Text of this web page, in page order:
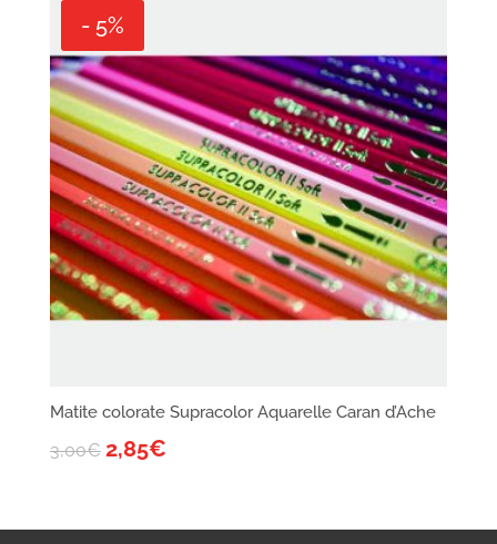
- 5%
Matite colorate Supracolor Aquarelle Caran d’Ache
3,00€ 2,85€